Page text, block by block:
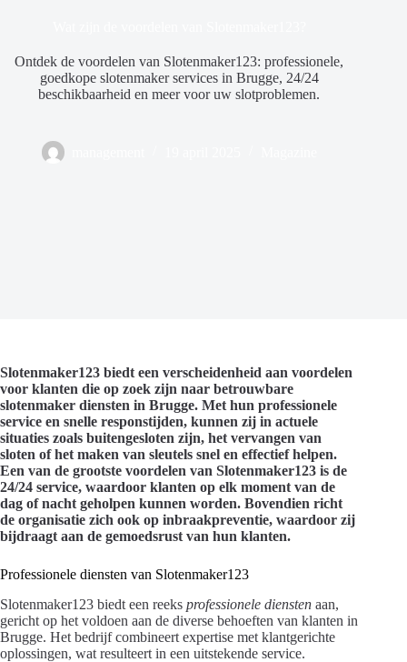
Ontdek de voordelen van Slotenmaker123: professionele,
goedkope slotenmaker services in Brugge, 24/24
beschikbaarheid en meer voor uw slotproblemen.
Slotenmaker123 biedt een verscheidenheid aan voordelen
voor klanten die op zoek zijn naar betrouwbare
slotenmaker diensten in Brugge. Met hun professionele
service en snelle responstijden, kunnen zij in actuele
situaties zoals buitengesloten zijn, het vervangen van
sloten of het maken van sleutels snel en effectief helpen.
Een van de grootste voordelen van Slotenmaker123 is de
24/24 service, waardoor klanten op elk moment van de
dag of nacht geholpen kunnen worden. Bovendien richt
de organisatie zich ook op inbraakpreventie, waardoor zij
bijdraagt aan de gemoedsrust van hun klanten.
Professionele diensten van Slotenmaker123
Slotenmaker123 biedt een reeks professionele diensten aan,
gericht op het voldoen aan de diverse behoeften van klanten in
Brugge. Het bedrijf combineert expertise met klantgerichte
oplossingen, wat resulteert in een uitstekende service.